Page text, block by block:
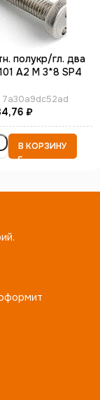
полукр/гл. два
А2 M 3*8 SP4
7a30a9dc52ad
₽
В КОРЗИНУ